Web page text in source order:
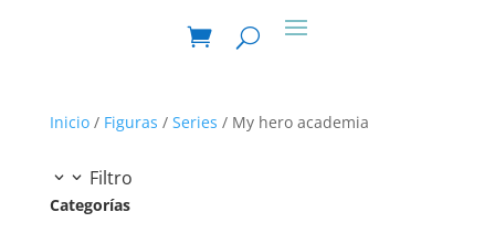
Inicio/ Figuras / Series / My hero academia
Filtro
Categorías